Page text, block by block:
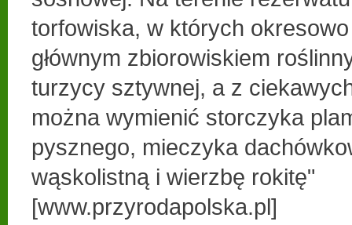
torfowiska, w których
głównym zbiorowiskiem
turzycy sztywnej, a z
można wymienić storczyka
pysznego, mieczyka
wąskolistną i wierzbę rokitę"
[www.przyrodapolska.pl]